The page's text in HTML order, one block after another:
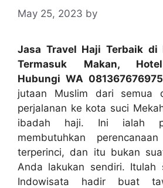
May 25, 2023 by
Jasa Travel Haji Terbaik di
Termasuk Makan,
Hubungi WA 081367676975
jutaan Muslim dari semua
perjalanan ke kota suci
ibadah haji. Ini ialah
membutuhkan
terperinci, dan itu bukan
Anda lakukan sendiri. Itulah
Indowisata hadir buat